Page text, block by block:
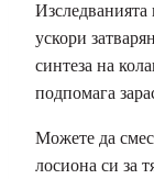
ускори
синтеза на
подпомага
Можете да
лосиона си за